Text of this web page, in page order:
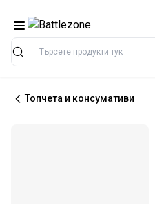
Търсене
Топчета и консумативи